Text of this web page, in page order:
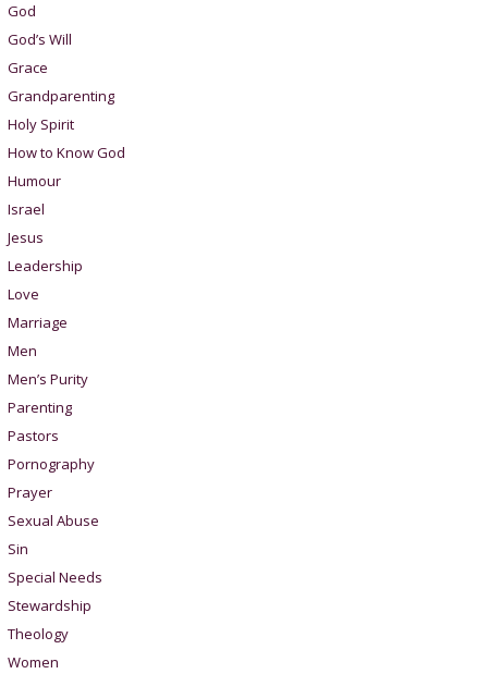
God
God’s Will
Grace
Grandparenting
Holy Spirit
How to Know God
Humour
Israel
Jesus
Leadership
Love
Marriage
Men
Men’s Purity
Parenting
Pastors
Pornography
Prayer
Sexual Abuse
Sin
Special Needs
Stewardship
Theology
Women